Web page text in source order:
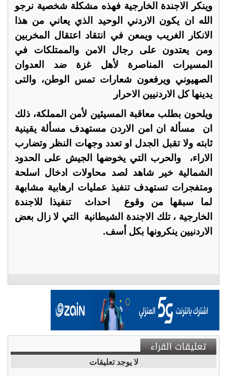
وينكر الاجندة الخارجية فهذه مشكلة شخصية نرجو
الله ان يكون الاردني الوحيد الذي يعاني من هذا
الانكار الغريب ويمعن في انتقاد اعتقال المخربين
ومن يعتدون على رجال الامن والممتلكات في
المسيرات المناصرة لأهل غزة ضد العدوان
الصهيوني ويرفعون شعارات تمس الوطن، والتى
يدينها كل الاردنيين الاحرار
ويلحون بطلب معاقبة المسيئين لأمن المملكة، ذلك
ان مسألة ان امن الاردن مستهدف مسألة يقينية
ثابته ولا تقبل الجدل او تعدد وجهات النظر وتضارب
الاراء، والحرب التي يخوضها الجيش على الحدود
الشمالية خير شاهد لصد محاولات ادخال اسلحة
ومتفجرات تستهدف تنفيذ عمليات ارهابية مشابهة
لما سبقها من وقوع احداث تنفيذا للاجندة
الخارجية ، تلك الاجندة الشيطانية التي لا زال بعض
الاردنيين ينكرونها بكل أسف.
تعليقات القراء
لا يوجد تعليقات